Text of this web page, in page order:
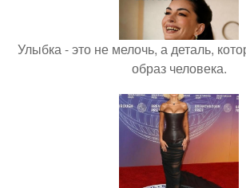
Улыбка - это не мелочь, а деталь,
образ человека.